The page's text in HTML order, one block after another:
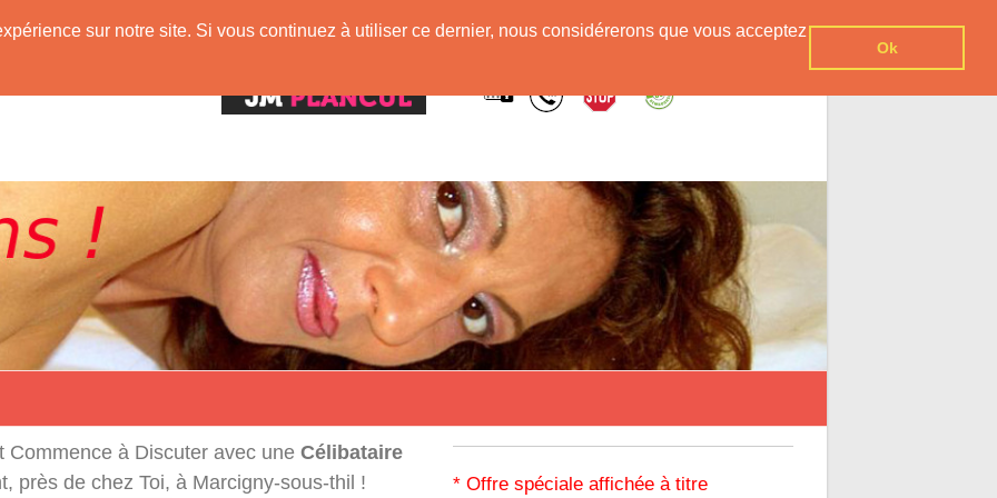
sur notre site. Si vous continuez à utiliser ce dernier, nous considérerons que vous acceptez
Ok
Commence à Discuter avec une Célibataire
près de chez Toi, à Marcigny-sous-thil !
* Offre spéciale affichée à titre